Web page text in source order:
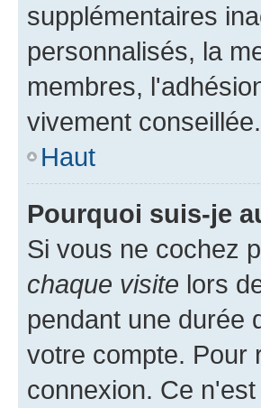
supplémentaires
personnalisés, la
membres,
vivement conseillée.
Haut
Pourquoi suis-je
Si vous ne cochez
chaque visite lors
pendant une durée
votre compte. Pour
connexion. Ce